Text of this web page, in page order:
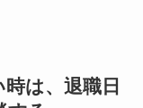
は、退職日